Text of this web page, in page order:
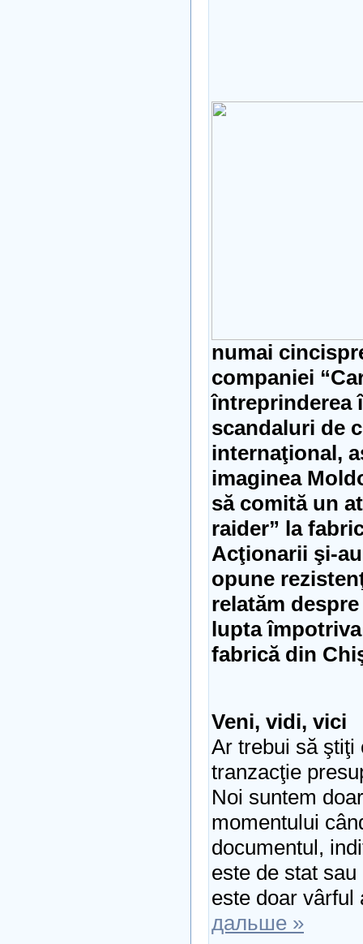
numai
companiei
întreprinderea
scandaluri de
internaţional,
imaginea
să comită un
raider” la
Acţionarii şi-
opune
relatăm
lupta
fabrică din
Veni, vidi, vici
Ar trebui să ştiţi
tranzacţie
Noi suntem
momentului
documentul,
este de stat
este doar
дальше »